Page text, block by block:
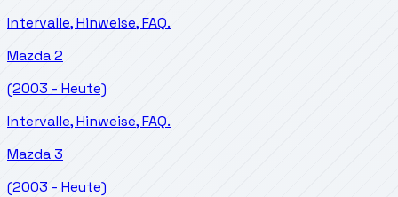
Intervalle, Hinweise, FAQ.
Mazda2
(2003 - Heute)
Intervalle, Hinweise, FAQ.
Mazda3
(2003 - Heute)